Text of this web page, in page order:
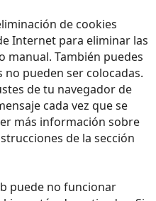
de cookies
Internet para eliminar las
manual. También puedes
pueden ser colocadas.
de tu navegador de
cada vez que se
más información sobre
de la sección
puede no funcionar